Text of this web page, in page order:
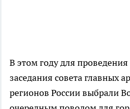
В этом году для
заседания совета главных
регионов России выбрали